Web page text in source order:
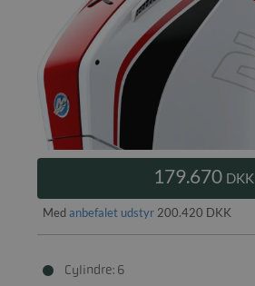
179.670 DKK
Med anbefalet udstyr200.420 DKK
Cylindre: 6